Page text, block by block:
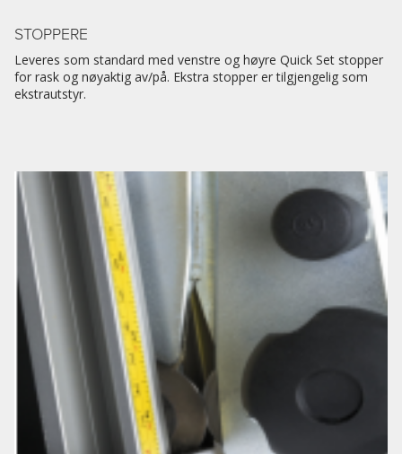
STOPPERE
Leveres som standard med venstre og høyre Quick Set stopper
for rask og nøyaktig av/på. Ekstra stopper er tilgjengelig som
ekstrautstyr.